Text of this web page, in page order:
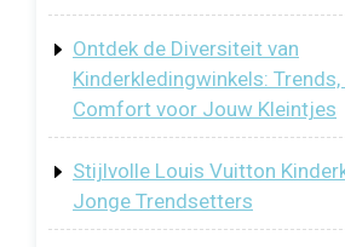
Ontdek de Diversiteit van
Kinderkledingwinkels:
Comfort voor Jouw Kleintjes
Stijlvolle Louis Vuitton
Jonge Trendsetters